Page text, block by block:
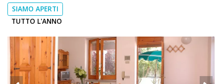
LUOGHI
A
DOG
SIAMO APERTI
TUTTO L'ANNO